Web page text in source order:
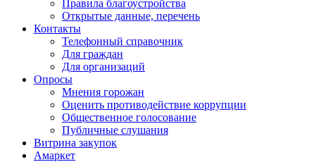
Правила благоустройства
Открытые данные, перечень
Контакты
Телефонный справочник
Для граждан
Для организаций
Опросы
Мнения горожан
Оценить противодействие коррупции
Общественное голосование
Публичные слушания
Витрина закупок
Амаркет